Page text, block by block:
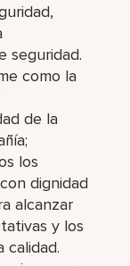
seguridad.
como la
de la
los
dignidad
alcanzar
y los
calidad.